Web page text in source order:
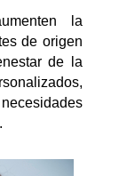
la
de origen
de la